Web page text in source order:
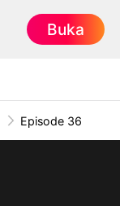
Buka
Episode 36